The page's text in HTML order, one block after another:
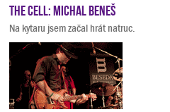
The Cell: Michal Beneš
Na kytaru jsem začal hrát natruc.